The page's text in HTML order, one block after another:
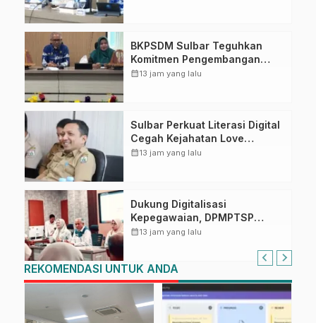
BKPSDM Sulbar Teguhkan
Komitmen Pengembangan
Kompetensi ASN melalui
calendar_month13 jam yang lalu
Sulbar Perkuat Literasi Digital
Cegah Kejahatan Love
Scamming
calendar_month13 jam yang lalu
Dukung Digitalisasi
Kepegawaian, DPMPTSP
Sulbar Siap Terapkan Aplikasi
calendar_month13 jam yang lalu
REKOMENDASI UNTUK ANDA